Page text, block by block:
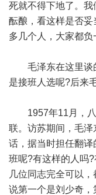
死就不得下地了。我
酝酿，看这样是否妥
多几个人，大家都负
毛泽东在这里谈
是接班人选呢?后来
1957年11月，八
联。访苏期间，毛
话，据当时担任翻译
班呢?有这样的人吗
几位同志完全可以
说第一个是刘少奇